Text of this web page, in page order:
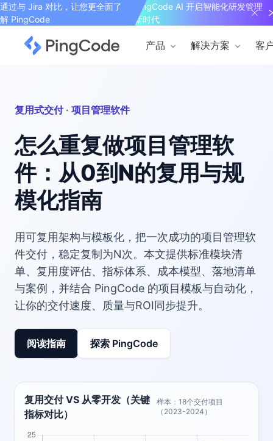
通过与 Jira 对比，让您更全面了
解 PingCode
PingCode AI 开启智能化研发管理
新时代
产品 解决方案 客
复用式交付 · 项目管理软件
怎么重复做项目管理软
件：从0到N的复用与规
模化指南
用可复用架构与模板化，把一次成功的项目管理软
件交付，稳定复制为N次。本文提供标准模块清
单、复用度评估、指标体系、成本模型、落地清单
与案例，并结合 PingCode 的项目模板与自动化，
让你的交付速度、质量与ROI同步提升。
阅读指南 探索 PingCode
复用交付 VS 从零开发（关键
指标对比）
样本：18个交付项目
（2023-2024）